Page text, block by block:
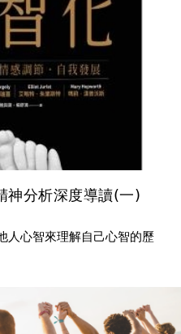
神分析深度導讀(一)
人心智來理解自己心智的歷